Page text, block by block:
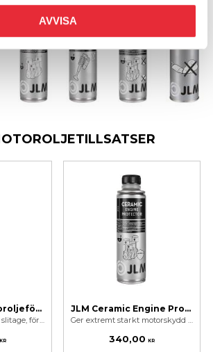
AVVISA
JLM Bortec Motoroljeförstärkare
Minskar friktion och slitage, förbättrar bränsleeffektivitet och skyddar motorn vid kallstarter. Passar alla motoroljor!
KR
JLM Ceramic Engine Protector 250 ml - Keramisk Motorbehandling
Ger extremt starkt motorskydd mot slitage och friktion i motorn vid kallstart som vid hög påfrestning vid krävande körning.
340,00 KR